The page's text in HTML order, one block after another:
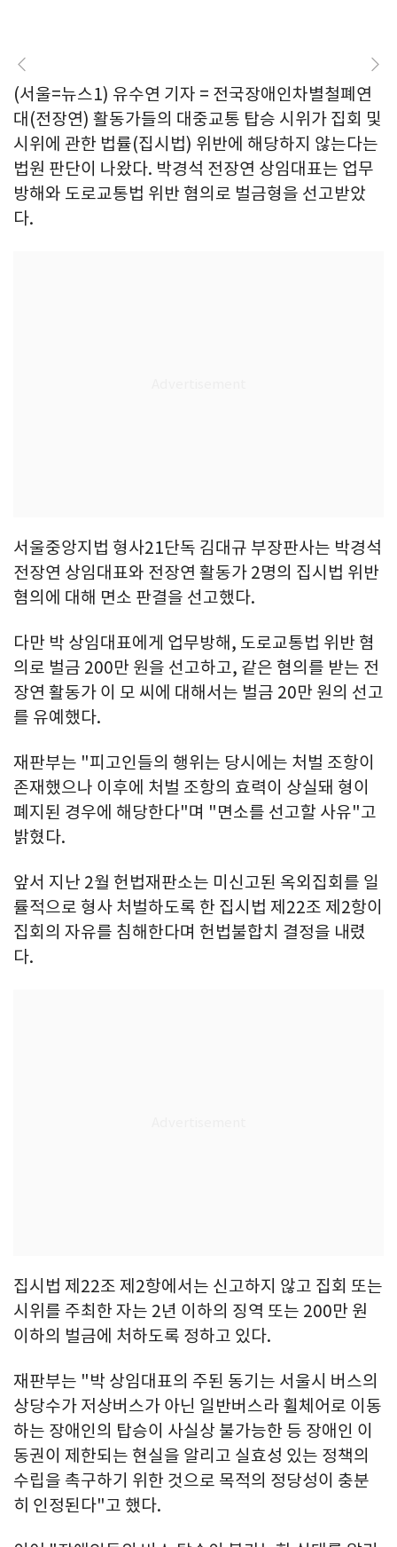
(서울=뉴스1) 유수연 기자 = 전국장애인차별철폐연
대(전장연) 활동가들의 대중교통 탑승 시위가 집회 및
시위에 관한 법률(집시법) 위반에 해당하지 않는다는
법원 판단이 나왔다. 박경석 전장연 상임대표는 업무
방해와 도로교통법 위반 혐의로 벌금형을 선고받았
다.
서울중앙지법 형사21단독 김대규 부장판사는 박경석
전장연 상임대표와 전장연 활동가 2명의 집시법 위반
혐의에 대해 면소 판결을 선고했다.
다만 박 상임대표에게 업무방해, 도로교통법 위반 혐
의로 벌금 200만 원을 선고하고, 같은 혐의를 받는 전
장연 활동가 이 모 씨에 대해서는 벌금 20만 원의 선고
를 유예했다.
재판부는 "피고인들의 행위는 당시에는 처벌 조항이
존재했으나 이후에 처벌 조항의 효력이 상실돼 형이
폐지된 경우에 해당한다"며 "면소를 선고할 사유"고
밝혔다.
앞서 지난 2월 헌법재판소는 미신고된 옥외집회를 일
률적으로 형사 처벌하도록 한 집시법 제22조 제2항이
집회의 자유를 침해한다며 헌법불합치 결정을 내렸
다.
집시법 제22조 제2항에서는 신고하지 않고 집회 또는
시위를 주최한 자는 2년 이하의 징역 또는 200만 원
이하의 벌금에 처하도록 정하고 있다.
재판부는 "박 상임대표의 주된 동기는 서울시 버스의
상당수가 저상버스가 아닌 일반버스라 휠체어로 이동
하는 장애인의 탑승이 사실상 불가능한 등 장애인 이
동권이 제한되는 현실을 알리고 실효성 있는 정책의
수립을 촉구하기 위한 것으로 목적의 정당성이 충분
히 인정된다"고 했다.